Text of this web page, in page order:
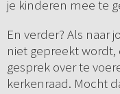
je kinderen mee te
En verder? Als naar
niet gepreekt
gesprek over te
kerkenraad. Mocht